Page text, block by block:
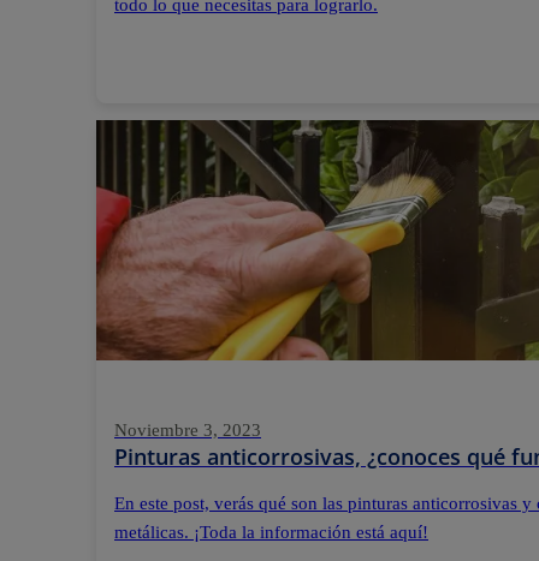
todo lo que necesitas para lograrlo.
Noviembre 3, 2023
Pinturas anticorrosivas, ¿conoces qué
En este post, verás qué son las pinturas anticorrosivas
metálicas. ¡Toda la información está aquí!